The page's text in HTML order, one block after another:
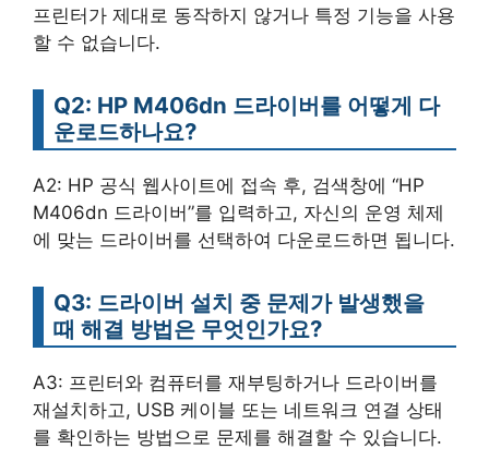
프린터가 제대로 동작하지 않거나 특정 기능을 사용
할 수 없습니다.
Q2: HP M406dn 드라이버를 어떻게 다
운로드하나요?
A2: HP 공식 웹사이트에 접속 후, 검색창에 “HP
M406dn 드라이버”를 입력하고, 자신의 운영 체제
에 맞는 드라이버를 선택하여 다운로드하면 됩니다.
Q3: 드라이버 설치 중 문제가 발생했을
때 해결 방법은 무엇인가요?
A3: 프린터와 컴퓨터를 재부팅하거나 드라이버를
재설치하고, USB 케이블 또는 네트워크 연결 상태
를 확인하는 방법으로 문제를 해결할 수 있습니다.